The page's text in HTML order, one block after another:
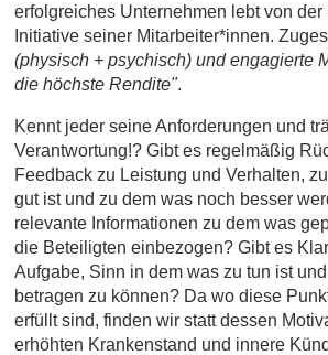
erfolgreiches Unternehmen lebt von der
Initiative seiner Mitarbeiter*innen.
(physisch + psychisch) und engagierte
die höchste Rendite".
Kennt jeder seine Anforderungen und
Verantwortung!? Gibt es regelmäßig
Feedback zu Leistung und Verhalten,
gut ist und zu dem was noch besser
relevante Informationen zu dem was
die Beteiligten einbezogen? Gibt es
Aufgabe, Sinn in dem was zu tun ist
betragen zu können? Da wo diese
erfüllt sind, finden wir statt dessen
erhöhten Krankenstand und innere